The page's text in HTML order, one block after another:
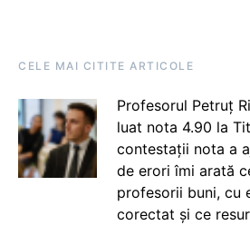
CELE MAI CITITE ARTICOLE
Profesorul Petruț
luat nota 4.90 la
contestații nota a
de erori îmi arată
profesorii buni, cu
corectat și ce